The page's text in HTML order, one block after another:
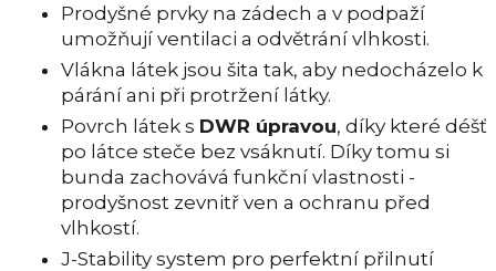
Prodyšné prvky na zádech a v podpaží
umožňují ventilaci a odvětrání vlhkosti.
Vlákna látek jsou šita tak, aby nedocházelo k
párání ani při protržení látky.
Povrch látek s DWR úpravou, díky které déšť
po látce steče bez vsáknutí. Díky tomu si
bunda zachovává funkční vlastnosti -
prodyšnost zevnitř ven a ochranu před
vlhkostí.
J-Stability system pro perfektní přilnutí